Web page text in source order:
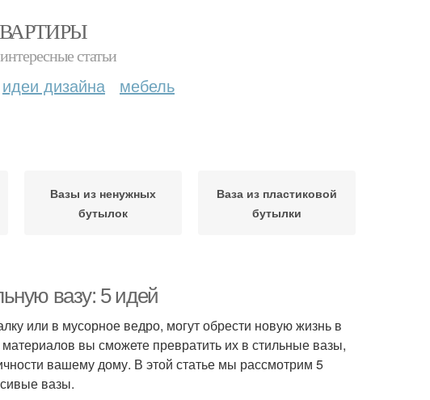
статьи
идеи дизайна мебель
Вазы из ненужных
бутылок
Ваза из пластиковой
бутылки
вазу: 5 идей
или в мусорное ведро, могут обрести новую жизнь в
вы сможете превратить их в стильные вазы,
вашему дому. В этой статье мы рассмотрим 5
вазы.